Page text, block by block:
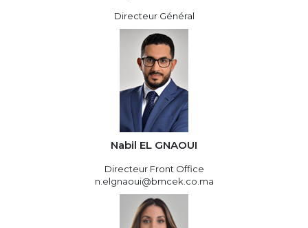
Directeur Général
Nabil EL GNAOUI
Directeur Front Office
n.elgnaoui@bmcek.co.ma